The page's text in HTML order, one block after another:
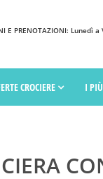
E PRENOTAZIONI:
CROCIERE I